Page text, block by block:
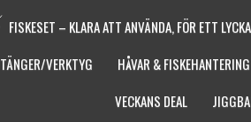
FISKESET – KLARA ATT ANVÄNDA, FÖR ETT
TÄNGER/VERKTYG
HÅVAR & FISKEHANTERING
VECKANS DEAL